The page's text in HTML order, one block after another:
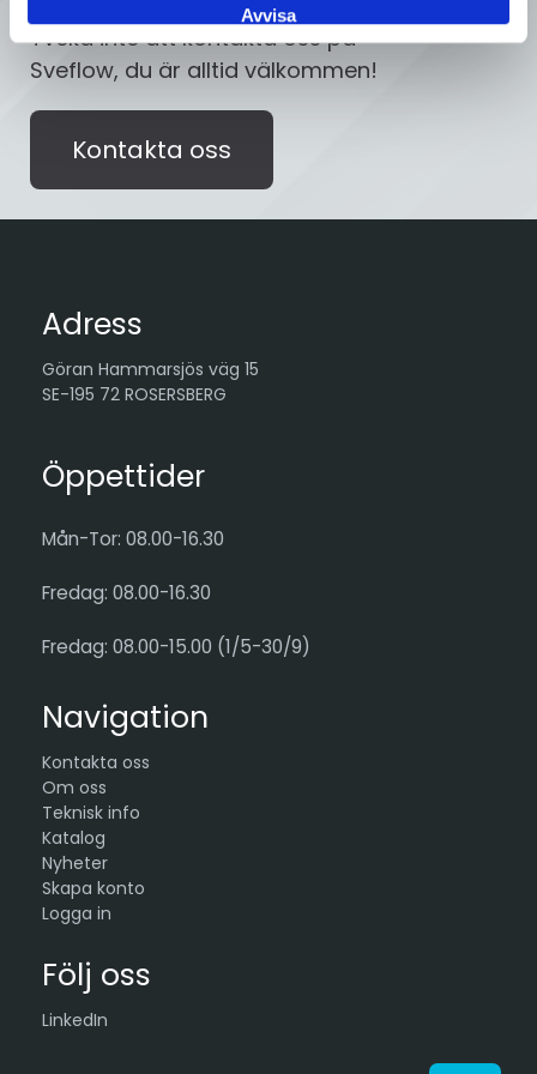
Avvisa
Tveka inte att kontakta oss på
Sveflow, du är alltid välkommen!
Kontakta oss
Adress
Göran Hammarsjös väg 15
SE-195 72 ROSERSBERG
Öppettider
Mån-Tor: 08.00-16.30
Fredag: 08.00-16.30
Fredag: 08.00-15.00 (1/5-30/9)
Navigation
Kontakta oss
Om oss
Teknisk info
Katalog
Nyheter
Skapa konto
Logga in
Följ oss
LinkedIn